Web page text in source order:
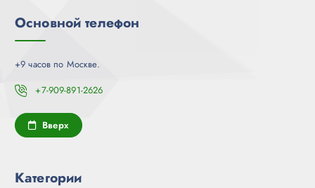
Основной телефон
+9 часов по Москве.
+7-909-891-2626
Вверх
Категории